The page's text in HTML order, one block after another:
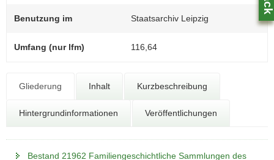
aBenutzung im Staatsarchiv Leipzig
Umfang (nur lfm) 116,64
Gliederung Inhalt Kurzbeschreibung
Hintergrundinformationen Veröffentlichungen
Bestand 21962 Familiengeschichtliche Sammlungen des